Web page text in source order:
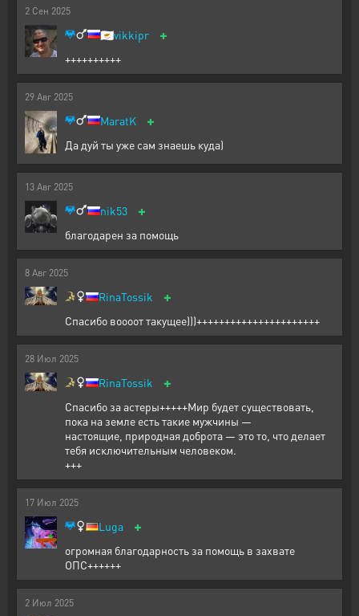
2 Сен 2025
🇨🇾vikkipr +
++++++++++
29 Авг 2025
MaratK +
Да дуй ты уже сам знаешь куда)
13 Авг 2025
nik53 +
благодарен за помощь
8 Авг 2025
RinaTossik +
Спасибо воооот такущее)))++++++++++++++++++++++
28 Июл 2025
RinaTossik +
Спасибо за астеры+++++Мир будет существовать,
пока на земле есть такие мужчины —
настоящие, природная доброта — это то, что делает
тебя исключительным человеком.
+++
17 Июл 2025
Luga +
огромная благодарность за помощь в захвате
ОПС++++++
2 Июл 2025